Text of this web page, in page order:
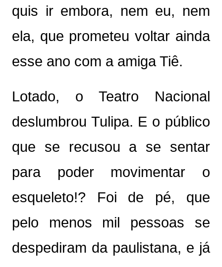
quis ir embora, nem eu, nem
ela, que prometeu voltar ainda
esse ano com a amiga Tiê.
Lotado, o Teatro Nacional
deslumbrou Tulipa. E o público
que se recusou a se sentar
para poder movimentar o
esqueleto!? Foi de pé, que
pelo menos mil pessoas se
despediram da paulistana, e já